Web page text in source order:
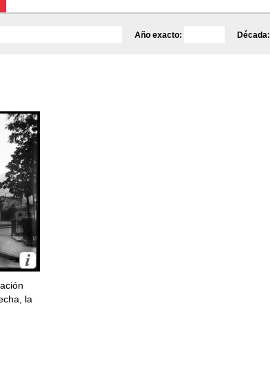
Año exacto: Década:
la